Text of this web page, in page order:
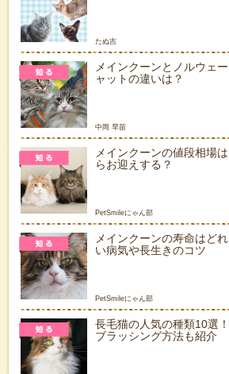
「メインクーン
たぬ吉
メインクーンとノルウェ
ャットの違いは？
中岡 早苗
メインクーンの値段相場
らお迎えする？
PetSmileにゃん部
メインクーンの寿命はど
い病気や長生きのコツ
PetSmileにゃん部
長毛猫の人気の種類10選
ブラッシング方法も紹介